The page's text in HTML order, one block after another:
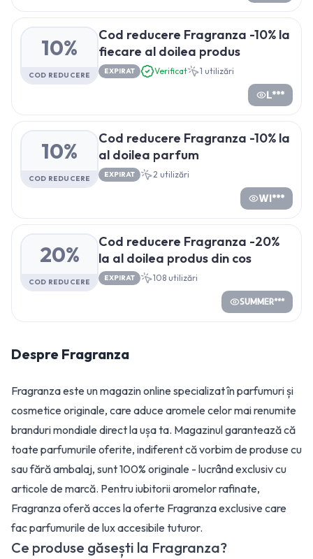
10%
COD REDUCERE
Cod reducere Fragranza -10% la
fiecare al doilea produs
EXPIRAT Verificat 1 utilizări
L***
10%
COD REDUCERE
Cod reducere Fragranza -10% la
al doilea parfum
EXPIRAT 2 utilizări
WI***
20%
COD REDUCERE
Cod reducere Fragranza -20%
la al doilea produs din cos
EXPIRAT 108 utilizări
SUMMER***
Despre Fragranza
Fragranza este un magazin online specializat în parfumuri și
cosmetice originale, care aduce aromele celor mai renumite
branduri mondiale direct la ușa ta. Magazinul garantează că
toate parfumurile oferite, indiferent că vorbim de produse cu
sau fără ambalaj, sunt 100% originale - lucrând exclusiv cu
articole de marcă. Pentru iubitorii aromelor rafinate,
Fragranza oferă acces la oferte Fragranza exclusive care
fac parfumurile de lux accesibile tuturor.
Ce produse găsești la Fragranza?